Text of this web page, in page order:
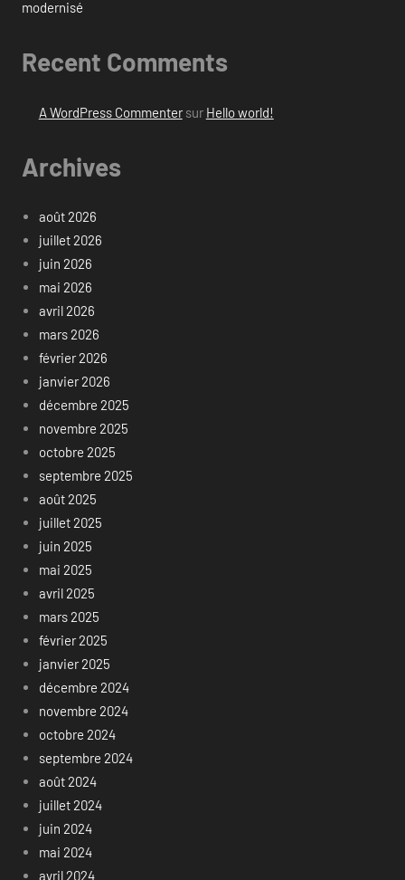
modernisé
Recent Comments
A WordPress Commentersur Hello world!
Archives
août 2026
juillet 2026
juin 2026
mai 2026
avril 2026
mars 2026
février 2026
janvier 2026
décembre 2025
novembre 2025
octobre 2025
septembre 2025
août 2025
juillet 2025
juin 2025
mai 2025
avril 2025
mars 2025
février 2025
janvier 2025
décembre 2024
novembre 2024
octobre 2024
septembre 2024
août 2024
juillet 2024
juin 2024
mai 2024
avril 2024